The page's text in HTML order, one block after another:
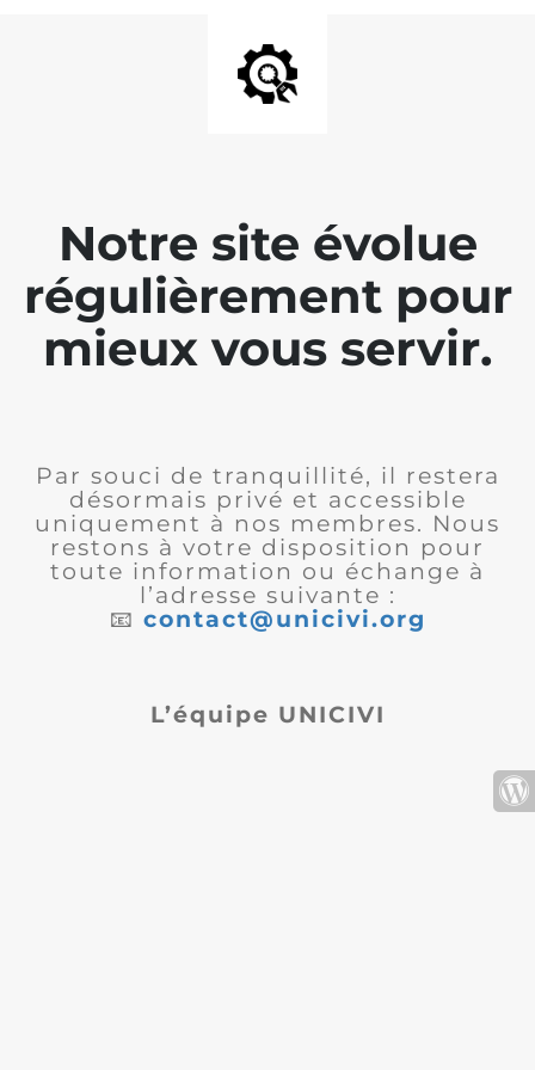
Notre site évolue
régulièrement pour
mieux vous servir.
Par souci de tranquillité, il restera
désormais privé et accessible
uniquement à nos membres. Nous
restons à votre disposition pour
toute information ou échange à
l’adresse suivante :
📧 contact@unicivi.org
L’équipe UNICIVI